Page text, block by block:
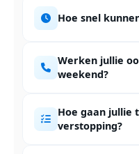
Hoe snel
Werken jullie
weekend?
Hoe gaan jullie
verstopping?